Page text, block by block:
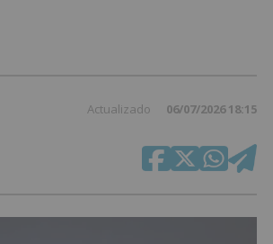
Actualizado 06/07/2026 18:15